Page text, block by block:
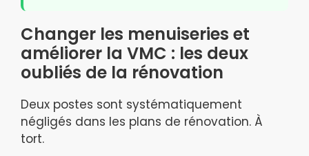
Changer les menuiseries et
améliorer la VMC : les deux
oubliés de la rénovation
Deux postes sont systématiquement
négligés dans les plans de rénovation. À
tort.